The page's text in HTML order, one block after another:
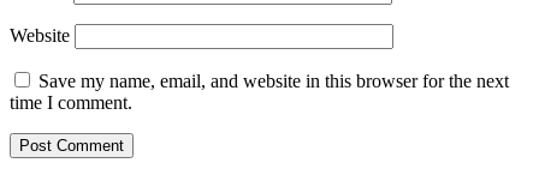
Website
Save my name, email, and website in this browser for the next
time I comment.